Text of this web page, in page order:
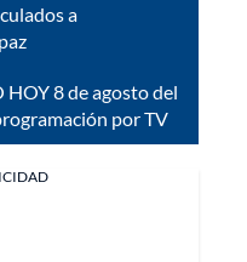
a
8 de agosto del
por TV